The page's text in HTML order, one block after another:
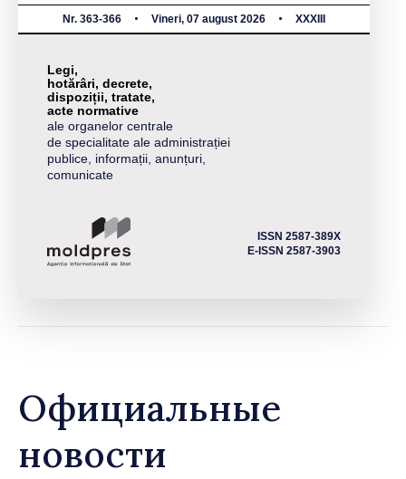
Nr. 363-366 Vineri, 07 august 2026 XXXIII
Legi,
hotărâri, decrete,
dispoziții, tratate,
acte normative
ale organelor centrale
de specialitate ale administrației
publice, informații, anunțuri,
comunicate
ISSN 2587-389X
E-ISSN 2587-3903
Официальные
новости